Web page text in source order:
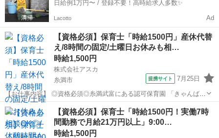
日給例1万円〜 / 登録不要！高時給求人多数✨
Lacotto Ad
【資格必須】保育士「時給1500円」産休代替
え/8時間の固定/土曜日お休みも相…
時給1,500円
株式会社アスカ
糸満市
提携サイト 7月25日
【お仕事内容】 ◎資格必須◎糸満武富にある認可保育園 「きゃんばす
糸満武富保育園」です！ ☆彡 POINT ☆彡 ＝＝＝＝＝＝＝＝＝＝＝
＝＝＝＝＝＝＝ 安心の株式会社運営！ 上場企業なので労務管理もしっ
かりしており、 ①...
沖縄 糸満市 保育士
【資格必須】保育士「時給1500円！実働7時
間勤務で月給21万円以上」9:00…
時給1,500円